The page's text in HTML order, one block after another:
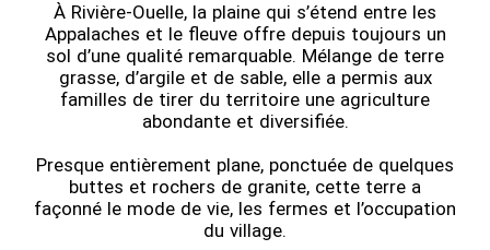
À Rivière-Ouelle, la plaine qui s’étend entre les
Appalaches et le fleuve offre depuis toujours un
sol d’une qualité remarquable. Mélange de terre
grasse, d’argile et de sable, elle a permis aux
familles de tirer du territoire une agriculture
abondante et diversifiée.
Presque entièrement plane, ponctuée de quelques
buttes et rochers de granite, cette terre a
façonné le mode de vie, les fermes et l’occupation
du village.